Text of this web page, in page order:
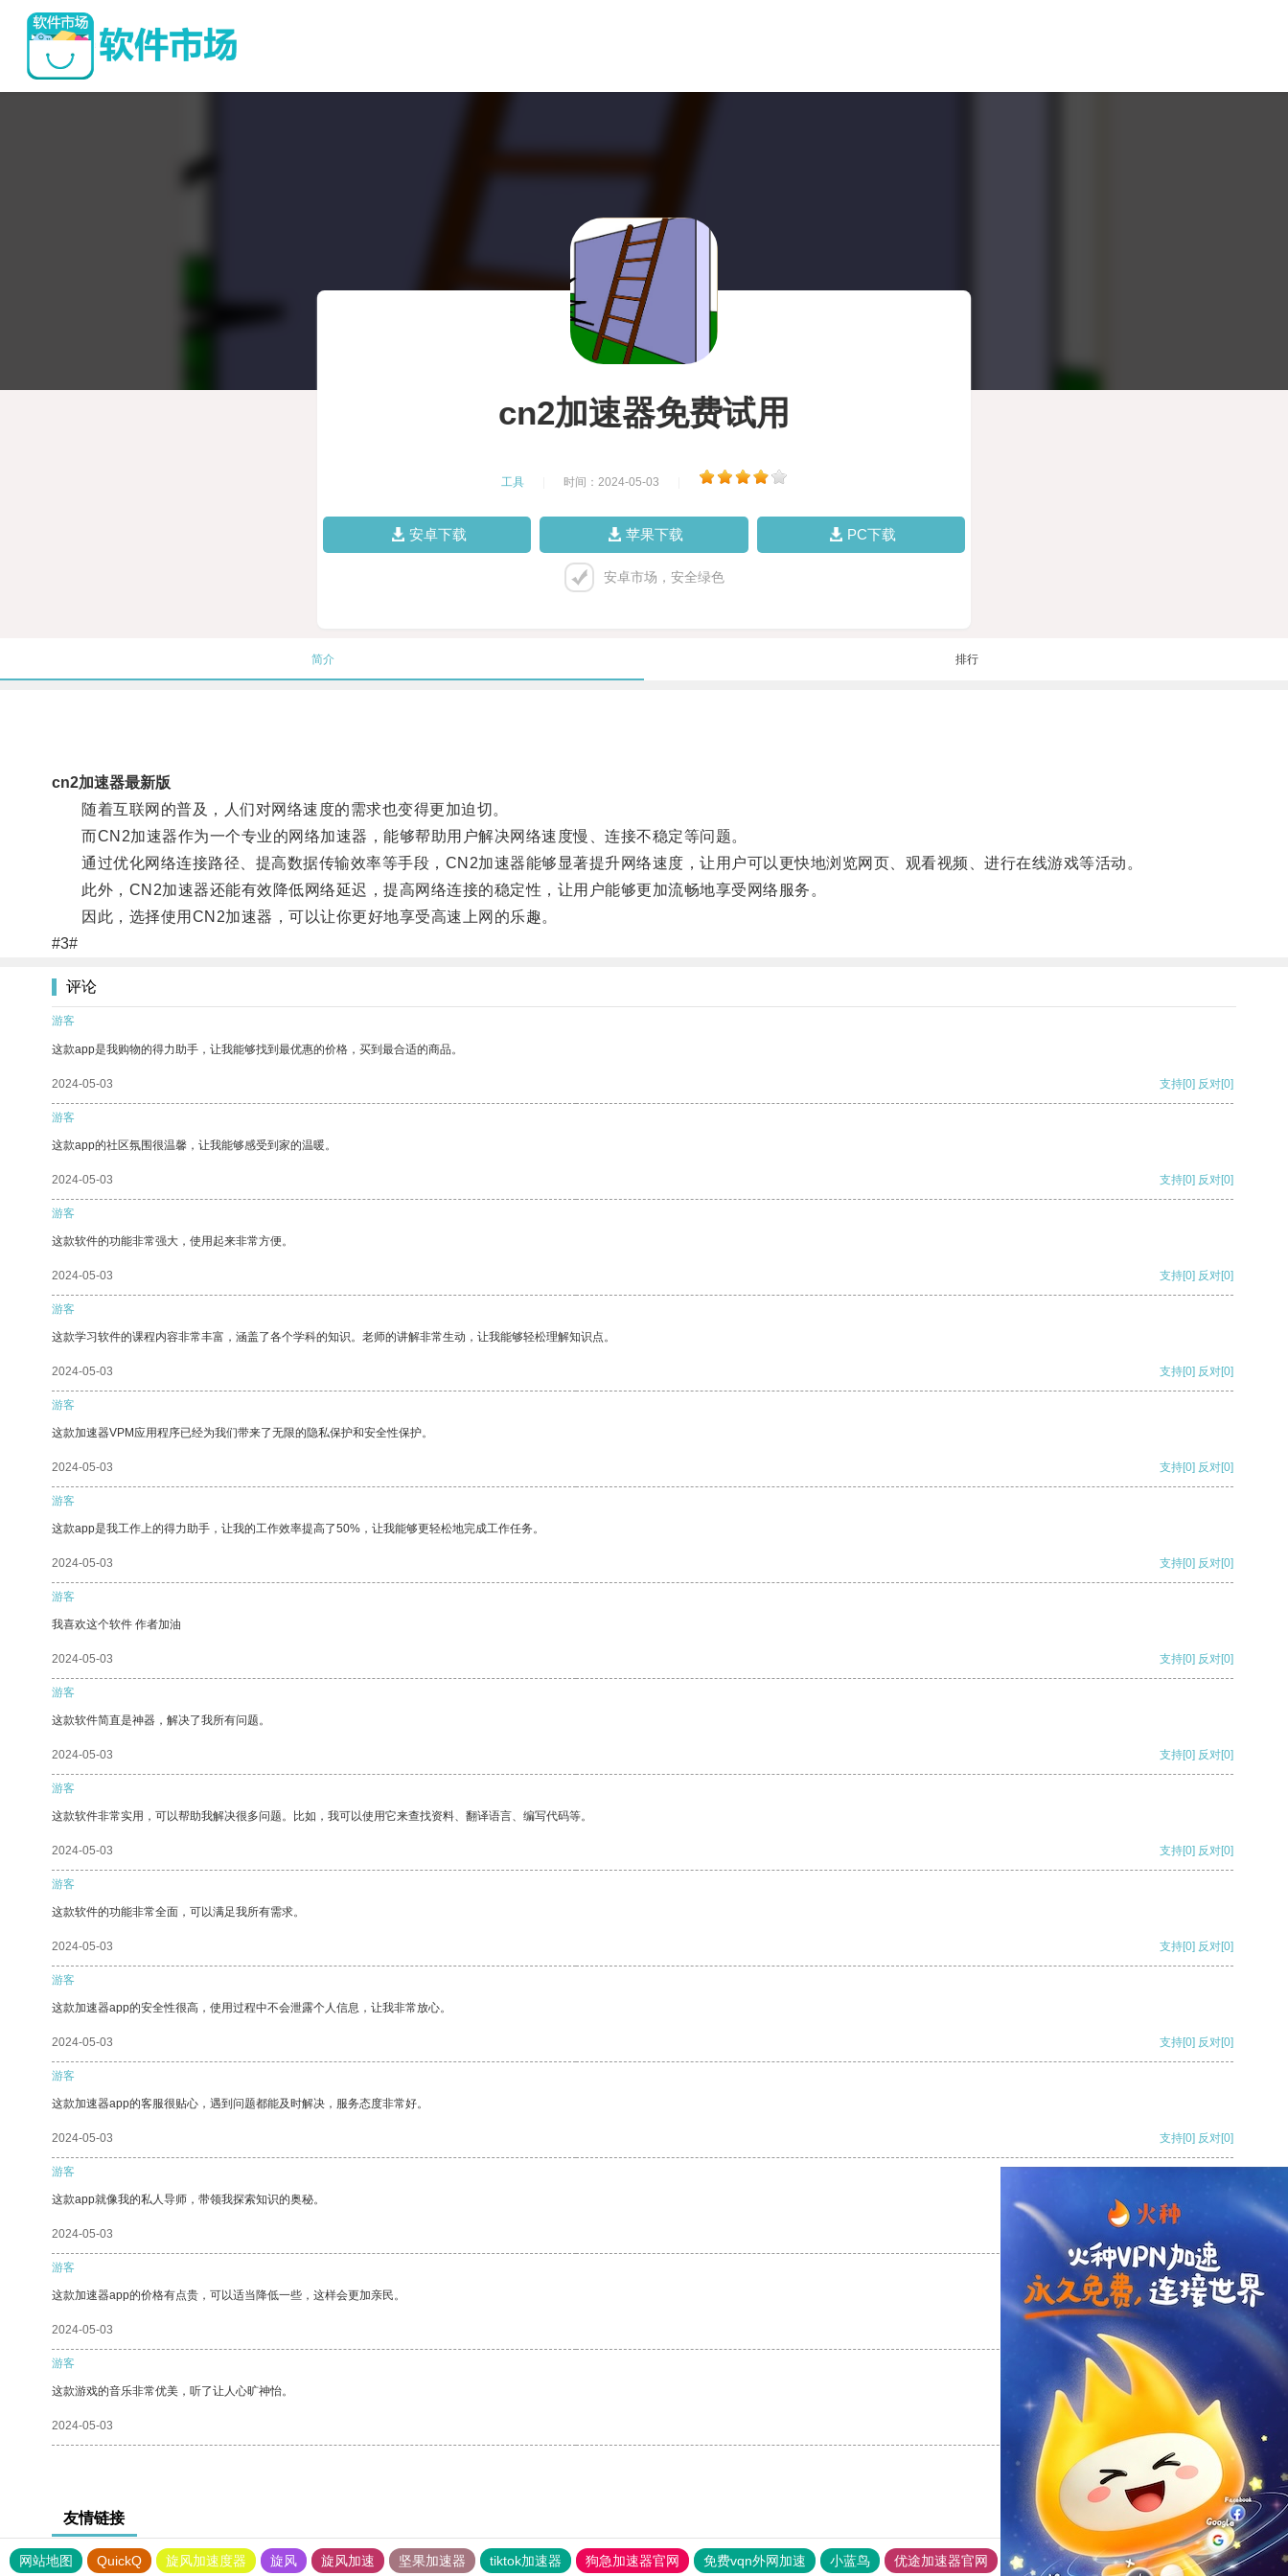
cn2加速器免费试用
工具 时间：2024-05-03
安卓下载 苹果下载 PC下载
安卓市场，安全绿色
简介 排行
cn2加速器最新版
随着互联网的普及，人们对网络速度的需求也变得更加迫切。
而CN2加速器作为一个专业的网络加速器，能够帮助用户解决网络速度慢、连接不稳定等问题。
通过优化网络连接路径、提高数据传输效率等手段，CN2加速器能够显著提升网络速度，让用户可以更快地浏览网页、观看视频、进行在线游戏等活动。
此外，CN2加速器还能有效降低网络延迟，提高网络连接的稳定性，让用户能够更加流畅地享受网络服务。
因此，选择使用CN2加速器，可以让你更好地享受高速上网的乐趣。
#3#
评论
游客
这款app是我购物的得力助手，让我能够找到最优惠的价格，买到最合适的商品。
2024-05-03 支持[0] 反对[0]
游客
这款app的社区氛围很温馨，让我能够感受到家的温暖。
2024-05-03 支持[0] 反对[0]
游客
这款软件的功能非常强大，使用起来非常方便。
2024-05-03 支持[0] 反对[0]
游客
这款学习软件的课程内容非常丰富，涵盖了各个学科的知识。老师的讲解非常生动，让我能够轻松理解知识点。
2024-05-03 支持[0] 反对[0]
游客
这款加速器VPM应用程序已经为我们带来了无限的隐私保护和安全性保护。
2024-05-03 支持[0] 反对[0]
游客
这款app是我工作上的得力助手，让我的工作效率提高了50%，让我能够更轻松地完成工作任务。
2024-05-03 支持[0] 反对[0]
游客
我喜欢这个软件 作者加油
2024-05-03 支持[0] 反对[0]
游客
这款软件简直是神器，解决了我所有问题。
2024-05-03 支持[0] 反对[0]
游客
这款软件非常实用，可以帮助我解决很多问题。比如，我可以使用它来查找资料、翻译语言、编写代码等。
2024-05-03 支持[0] 反对[0]
游客
这款软件的功能非常全面，可以满足我所有需求。
2024-05-03 支持[0] 反对[0]
游客
这款加速器app的安全性很高，使用过程中不会泄露个人信息，让我非常放心。
2024-05-03 支持[0] 反对[0]
游客
这款加速器app的客服很贴心，遇到问题都能及时解决，服务态度非常好。
2024-05-03 支持[0] 反对[0]
游客
这款app就像我的私人导师，带领我探索知识的奥秘。
2024-05-03
游客
这款加速器app的价格有点贵，可以适当降低一些，这样会更加亲民。
2024-05-03 反对
游客
这款游戏的音乐非常优美，听了让人心旷神怡。
2024-05-03 反对[0]
友情链接
网站地图 QuickQ 旋风加速度器 旋风 旋风加速 坚果加速器 tiktok加速器 狗急加速器官网 免费vqn外网加速 小蓝鸟 优途加速器官网 风驰加速器 旋风加速器 八戒看书